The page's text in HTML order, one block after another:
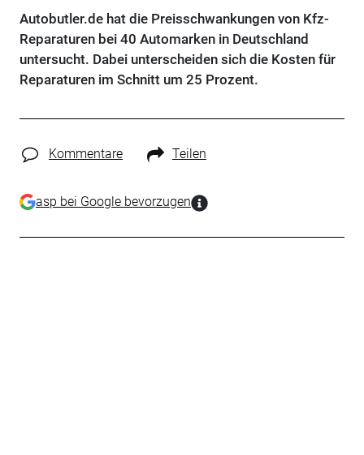
Autobutler.de hat die Preisschwankungen von Kfz-
Reparaturen bei 40 Automarken in Deutschland
untersucht. Dabei unterscheiden sich die Kosten für
Reparaturen im Schnitt um 25 Prozent.
Kommentare Teilen
asp bei Google bevorzugen